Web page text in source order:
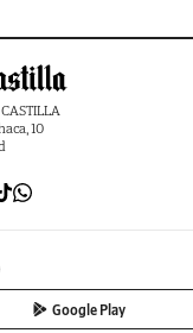
10
Google Play